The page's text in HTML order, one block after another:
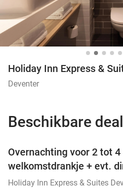
Holiday Inn Express &
Deventer
Beschikbare
Overnachting voor 2 tot
welkomstdrankje + evt.
Holiday Inn Express & Suites